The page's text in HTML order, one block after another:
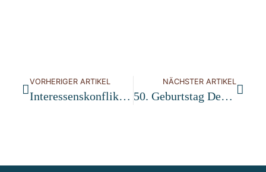
VORHERIGER ARTIKEL
Interessenskonflikte Zwischen Eigentümern Und Denkmalschutzbehörde
NÄCHSTER ARTIKEL
50. Geburtstag Der Interessengemeinschaft Bauernhaus E.V.